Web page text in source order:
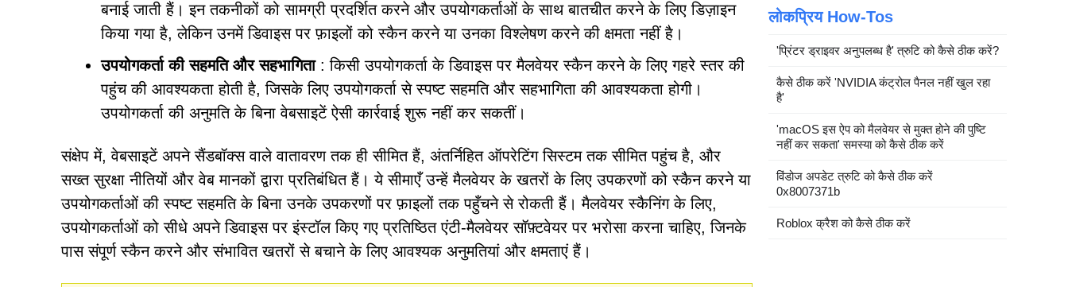
बनाई जाती हैं। इन तकनीकों को सामग्री प्रदर्शित करने और उपयोगकर्ताओं के साथ बातचीत करने के लिए डिज़ाइन
किया गया है, लेकिन उनमें डिवाइस पर फ़ाइलों को स्कैन करने या उनका विश्लेषण करने की क्षमता नहीं है।
उपयोगकर्ता की सहमति और सहभागिता: किसी उपयोगकर्ता के डिवाइस पर मैलवेयर स्कैन करने के लिए गहरे स्तर की
पहुंच की आवश्यकता होती है, जिसके लिए उपयोगकर्ता से स्पष्ट सहमति और सहभागिता की आवश्यकता होगी।
उपयोगकर्ता की अनुमति के बिना वेबसाइटें ऐसी कार्रवाई शुरू नहीं कर सकतीं।
संक्षेप में, वेबसाइटें अपने सैंडबॉक्स वाले वातावरण तक ही सीमित हैं, अंतर्निहित ऑपरेटिंग सिस्टम तक सीमित पहुंच है, और
सख्त सुरक्षा नीतियों और वेब मानकों द्वारा प्रतिबंधित हैं। ये सीमाएँ उन्हें मैलवेयर के खतरों के लिए उपकरणों को स्कैन करने या
उपयोगकर्ताओं की स्पष्ट सहमति के बिना उनके उपकरणों पर फ़ाइलों तक पहुँचने से रोकती हैं। मैलवेयर स्कैनिंग के लिए,
उपयोगकर्ताओं को सीधे अपने डिवाइस पर इंस्टॉल किए गए प्रतिष्ठित एंटी-मैलवेयर सॉफ़्टवेयर पर भरोसा करना चाहिए, जिनके
पास संपूर्ण स्कैन करने और संभावित खतरों से बचाने के लिए आवश्यक अनुमतियां और क्षमताएं हैं।
लोकप्रिय How-Tos
'प्रिंटर ड्राइवर अनुपलब्ध है' त्रुटि को कैसे ठीक करें?
कैसे ठीक करें 'NVIDIA कंट्रोल पैनल नहीं खुल रहा
है'
'macOS इस ऐप को मैलवेयर से मुक्त होने की पुष्टि
नहीं कर सकता' समस्या को कैसे ठीक करें
विंडोज अपडेट त्रुटि को कैसे ठीक करें
0x8007371b
Roblox क्रैश को कैसे ठीक करें